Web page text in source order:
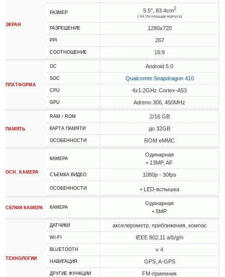
ЭКРАН
РАЗМЕР 5.5", 83.4cm2
(~54.1% площади корпуса)
РАЗРЕШЕНИЕ 1280x720
PPI 267
СООТНОШЕНИЕ 16:9
ПЛАТФОРМА
ОС Android 5.0
SOC Qualcomm Snapdragon 410
CPU 4x1.2GHz Cortex-A53
GPU Adreno 306, 450MHz
ПАМЯТЬ
RAM / ROM 2/16 GB
КАРТА ПАМЯТИ до 32GB
ОСОБЕННОСТИ ROM eMMC
ОСН. КАМЕРА
КАМЕРА
Одинарная
• 13MP, AF
СЪЕМКА ВИДЕО 1080p - 30fps
ОСОБЕННОСТИ • LED-вспышка
СЕЛФИ КАМЕРА КАМЕРА
Одинарная
• 5MP
ТЕХНОЛОГИИ
ДАТЧИКИ акселерометр, приближения, компас
WI-FI IEEE 802.11 a/b/g/n
BLUETOOTH v 4
НАВИГАЦИЯ GPS, A-GPS
ДРУГИЕ ФУНКЦИИ FM-приемник